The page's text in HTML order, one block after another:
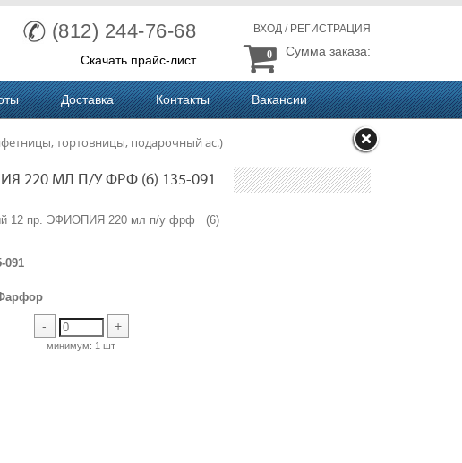
(812) 244-76-68
Скачать прайс-лист
ВХОД / РЕГИСТРАЦИЯ
Сумма заказа:
0
Доставка Контакты Вакансии
тортовницы, подарочный ас.)
220 МЛ П/У ФРФ (6) 135-091
12 пр. ЭФИОПИЯ 220 мл п/у фрф (6)
091
- +
минимум: 1 шт